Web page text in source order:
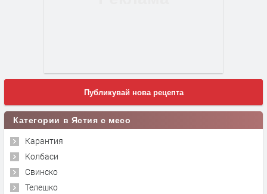
Публикувай нова рецепта
Категории в Ястия с месо
Карантия
Колбаси
Свинско
Телешко